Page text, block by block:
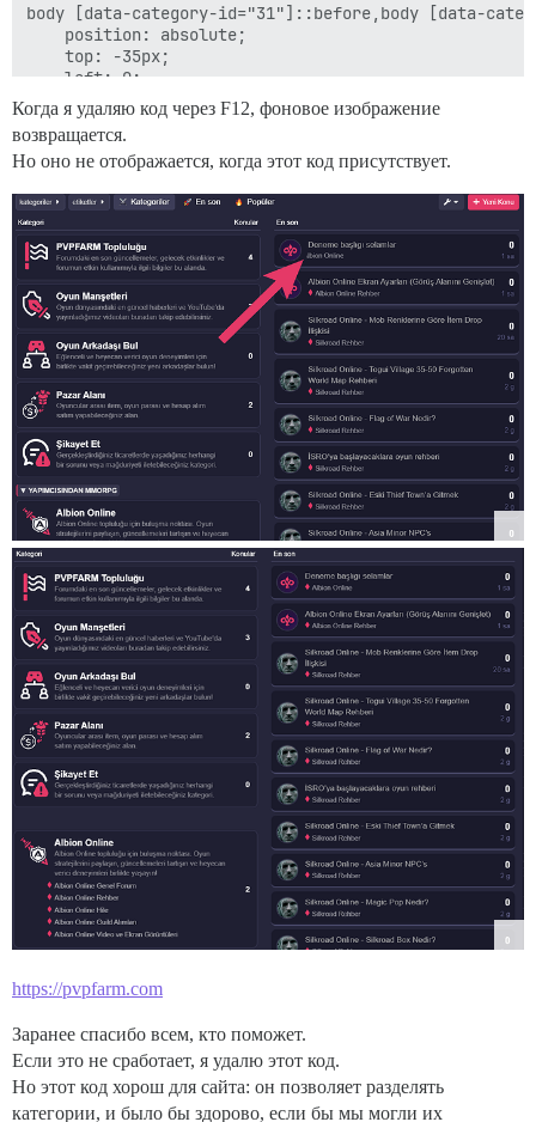
body [data-category-id="31"]::before,body [data-
    position: absolute;
    top: -35px;
    left: 0;
    font-weight: bold;
    font-size: 15px;
    text-transform: uppercase;
    color: rgb(247, 247, 255,.9);
    border-radius: 5px;
    padding-left: 5px;
    padding-right: 5px;
    padding-top: 2px;
    padding-bottom: 2px;
    background-color: #36364d;
}
body .category-list [data-category-id="31"],body
    position: relative;
    margin-top: 50px;
}
body [data-category-id="31"]::before {
    content: "▼ ЧАСТНЫЙ СЕРВЕР MMORPG";
}
Когда я удаляю код через F12, фоновое изображение
возвращается.
Но оно не отображается, когда этот код присутствует.
https://pvpfarm.com
Заранее спасибо всем, кто поможет.
Если это не сработает, я удалю этот код.
Но этот код хорош для сайта: он позволяет разделять
категории, и было бы здорово, если бы мы могли их